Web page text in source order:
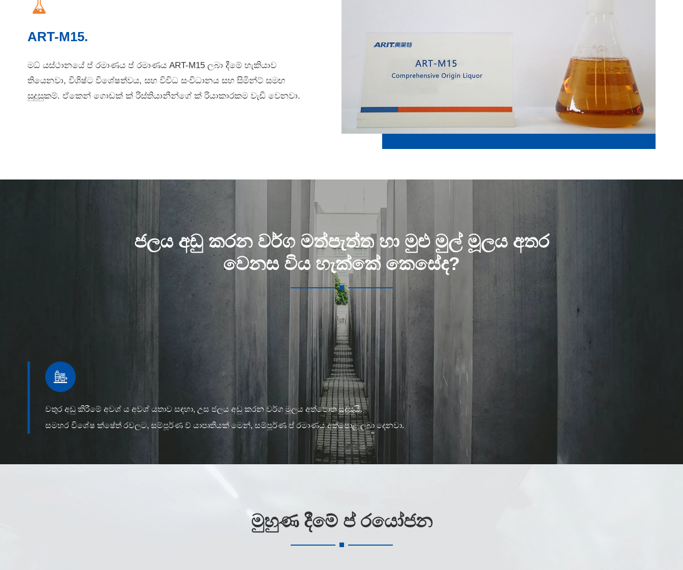

ART-M15.
මධ් යස්ථානයේ ප් රමාණය ප් රමාණය ART-M15 ලබා දීමේ හැකියාව
තියෙනවා, විශිෂ්ට විශේෂත්වය, සහ විවිධ සංවිධානය සහ සිමින්ට් සමඟ
සුදුසුකම්. ඒකෙන් ගොඩක් ක් රිස්තියානීන්ගේ ක් රියාකාරකම වැඩි වෙනවා.
ජලය අඩු කරන වර්ග මත්පැත්ත හා මුළු මුල් මූලය අතර
වෙනස විය හැක්කේ කෙසේද?

වතුර අඩු කිරීමේ අවශ් ය අවශ් යතාව සඳහා, උස ජලය අඩු කරන වර්ග මූලය අත්පොත සුදුසුයි.
සමහර විශේෂ ක්ෂේත් රවලට, සම්පූර්ණ ව් යාපෘතියක් මෙන්, සම්පූර්ණ ප් රමාණය අත්පොළ ලබා දෙනවා.
මුහුණ දීමේ ප් රයෝජන